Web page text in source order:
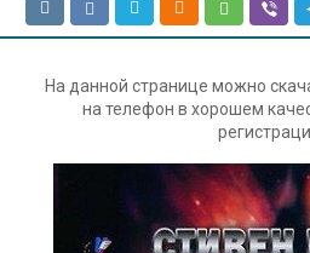
На данной странице можно
на телефон в хорошем